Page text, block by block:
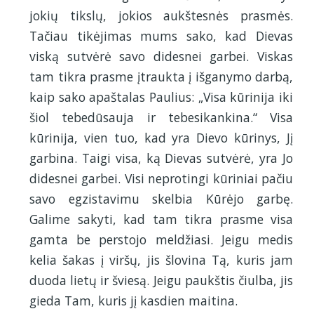
jokių tikslų, jokios aukštesnės prasmės.
Tačiau tikėjimas mums sako, kad Dievas
viską sutvėrė savo didesnei garbei. Viskas
tam tikra prasme įtraukta į išganymo darbą,
kaip sako apaštalas Paulius: „Visa kūrinija iki
šiol tebedūsauja ir tebesikankina.“ Visa
kūrinija, vien tuo, kad yra Dievo kūrinys, Jį
garbina. Taigi visa, ką Dievas sutvėrė, yra Jo
didesnei garbei. Visi neprotingi kūriniai pačiu
savo egzistavimu skelbia Kūrėjo garbę.
Galime sakyti, kad tam tikra prasme visa
gamta be perstojo meldžiasi. Jeigu medis
kelia šakas į viršų, jis šlovina Tą, kuris jam
duoda lietų ir šviesą. Jeigu paukštis čiulba, jis
gieda Tam, kuris jį kasdien maitina.